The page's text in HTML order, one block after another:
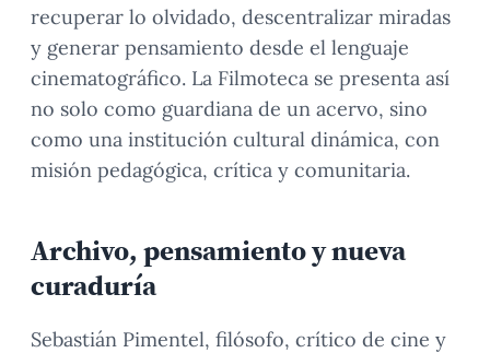
recuperar lo olvidado, descentralizar miradas
y generar pensamiento desde el lenguaje
cinematográfico. La Filmoteca se presenta así
no solo como guardiana de un acervo, sino
como una institución cultural dinámica, con
misión pedagógica, crítica y comunitaria.
Archivo, pensamiento y nueva
curaduría
Sebastián Pimentel, filósofo, crítico de cine y